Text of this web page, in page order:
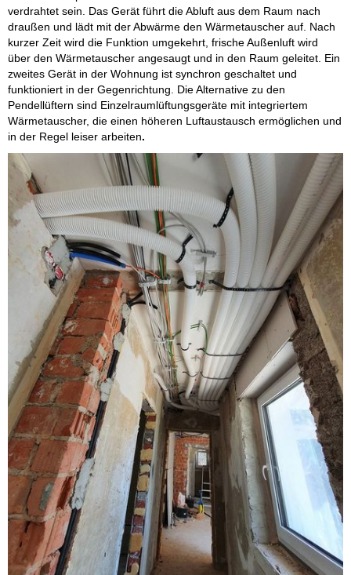
verdrahtet sein. Das Gerät führt die Abluft aus dem Raum nach
draußen und lädt mit der Abwärme den Wärmetauscher auf. Nach
kurzer Zeit wird die Funktion umgekehrt, frische Außenluft wird
über den Wärmetauscher angesaugt und in den Raum geleitet. Ein
zweites Gerät in der Wohnung ist synchron geschaltet und
funktioniert in der Gegenrichtung. Die Alternative zu den
Pendellüftern sind Einzelraumlüftungsgeräte mit integriertem
Wärmetauscher, die einen höheren Luftaustausch ermöglichen und
in der Regel leiser arbeiten.